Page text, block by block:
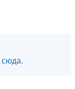
сюда.